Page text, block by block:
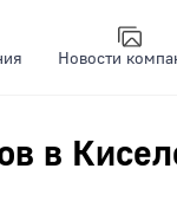
Новости
в